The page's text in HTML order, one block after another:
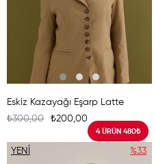
Eskiz Kazayağı Eşarp Latte
₺200,00
₺300,00
4 ÜRÜN 480₺
%33
YENI